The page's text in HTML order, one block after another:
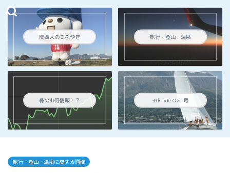
関西人のつぶやき 旅行・登山・温泉
株のお得情報！？ ﾖｯﾄTide Over号
旅行・登山・温泉に関する情報